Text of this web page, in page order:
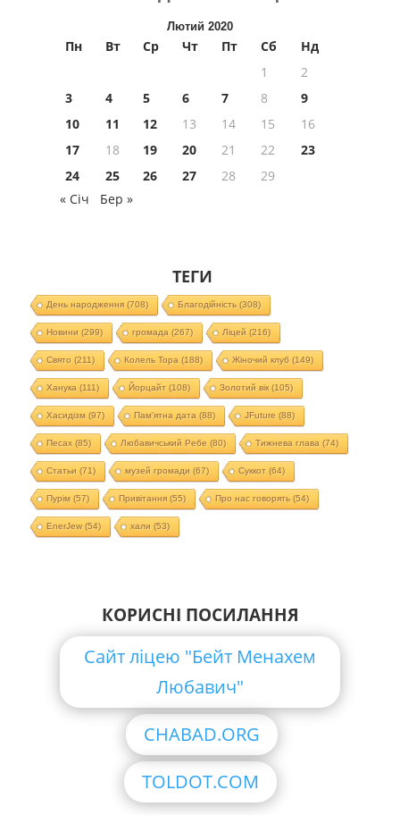
Лютий 2020
Пн Вт Ср Чт Пт Сб
Нд
1
2
3
4 5 6 7 8
9
10
11 12 13 14 15
16
17
18 19 20 21 22
23
24
25 26 27 28
29
« Січ
Бер »
ТЕГИ
День народження(708) Благодійність (308)
Новини (299) громада (267) Ліцей (216)
Свято (211) Колель Тора (188) Жіночий клуб (149)
Ханука (111) Йорцайт (108) Золотий вік(105)
Хасидізм (97) Пам'ятна дата (88) JFuture (88)
Песах(85) Любавичський Ребе (80) Тижнева глава (74)
Статьи (71) музей громади (67) Суккот (64)
Пурім (57) Привітання(55) Про нас говорять (54)
EnerJew(54) хали (53)
КОРИСНІ ПОСИЛАННЯ
Сайт ліцею "Бейт Менахем
Любавич"
CHABAD.ORG
TOLDOT.COM